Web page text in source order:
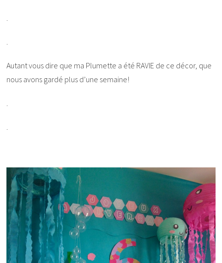
Autant vous dire que ma Plumette a été RAVIE de ce décor, que
nous avons gardé plus d’une semaine!